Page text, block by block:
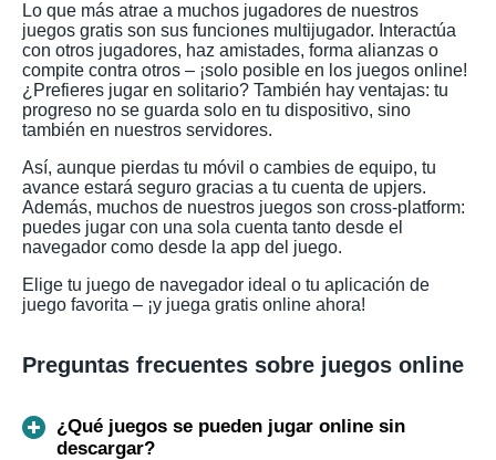
Lo que más atrae a muchos jugadores de nuestros
juegos gratis son sus funciones multijugador. Interactúa
con otros jugadores, haz amistades, forma alianzas o
compite contra otros – ¡solo posible en los juegos online!
¿Prefieres jugar en solitario? También hay ventajas: tu
progreso no se guarda solo en tu dispositivo, sino
también en nuestros servidores.
Así, aunque pierdas tu móvil o cambies de equipo, tu
avance estará seguro gracias a tu cuenta de upjers.
Además, muchos de nuestros juegos son cross-platform:
puedes jugar con una sola cuenta tanto desde el
navegador como desde la app del juego.
Elige tu juego de navegador ideal o tu aplicación de
juego favorita – ¡y juega gratis online ahora!
Preguntas frecuentes sobre juegos online
¿Qué juegos se pueden jugar online sin
descargar?